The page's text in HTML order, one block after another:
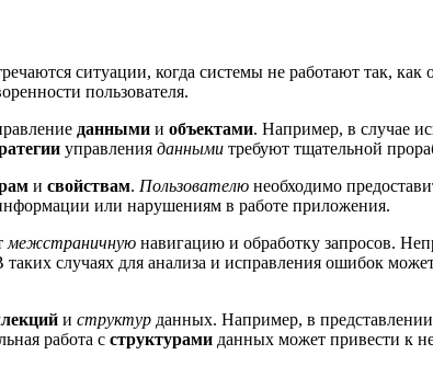
ситуации, когда системы не работают так,
пользователя.
данными и объектами. Например, в случае
управления данными требуют тщательной
и свойствам. Пользователю необходимо
или нарушениям в работе приложения.
межстраничную навигацию и обработку запросов.
случаях для анализа и исправления ошибок
и структур данных. Например, в представлении
работа с структурами данных может привести к